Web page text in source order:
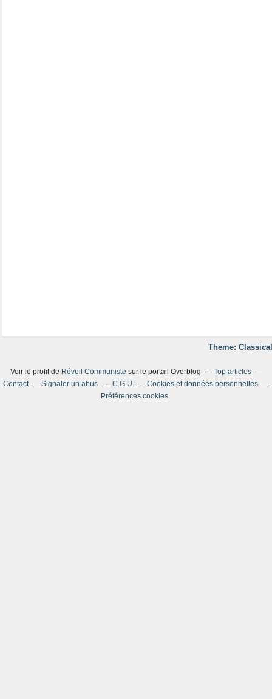
Theme:
Voir le profil de Réveil Communiste sur le portail Overblog
Top articles
Contact
Signaler un abus C.G.U.
Cookies et données personnelles
Préférences cookies